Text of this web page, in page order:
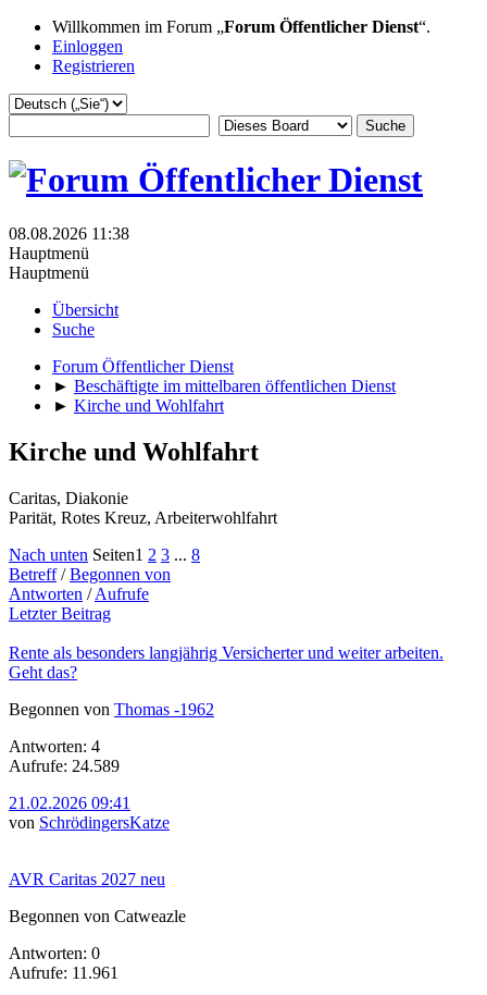
Willkommen im Forum „Forum Öffentlicher Dienst“.
Einloggen
Registrieren
08.08.2026 11:38
Hauptmenü
Hauptmenü
Übersicht
Suche
Forum Öffentlicher Dienst
► Beschäftigte im mittelbaren öffentlichen Dienst
► Kirche und Wohlfahrt
Kirche und Wohlfahrt
Caritas, Diakonie
Parität, Rotes Kreuz, Arbeiterwohlfahrt
Nach unten Seiten1 2 3 ... 8
Betreff/Begonnen von
Antworten /Aufrufe
Letzter Beitrag
Rente als besonders langjährig Versicherter und weiter arbeiten.
Geht das?
Begonnen von Thomas -1962
Antworten: 4
Aufrufe: 24.589
21.02.2026 09:41
von SchrödingersKatze
AVR Caritas 2027 neu
Begonnen von Catweazle
Antworten: 0
Aufrufe: 11.961